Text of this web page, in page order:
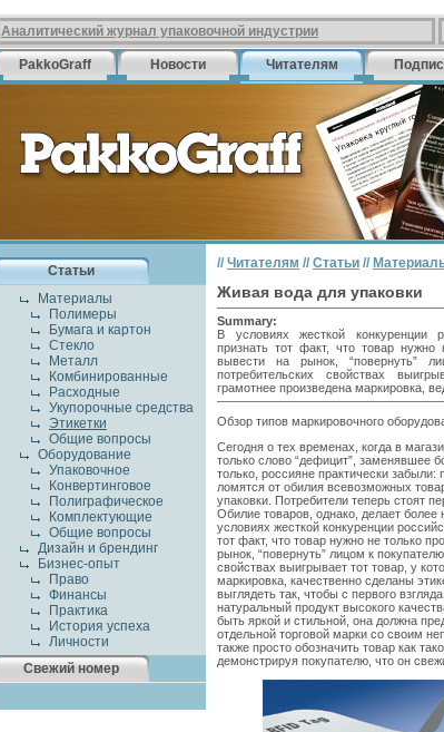
Аналитический журнал упаковочной индустрии
PakkoGraff Новости Читателям
Статьи
Материалы
Полимеры
Бумага и картон
Стекло
Металл
Комбинированные
Расходные
Укупорочные средства
Этикетки
Общие вопросы
Оборудование
Упаковочное
Конвертинговое
Полиграфическое
Комплектующие
Общие вопросы
Дизайн и брендинг
Бизнес-опыт
Право
Финансы
Практика
История успеха
Личности
Свежий номер
// Читателям // Статьи //
Живая вода для упаковки
Summary:
В условиях жесткой конкуренции
признать тот факт, что товар нужно
вывести на рынок, “повернуть”
потребительских свойствах
грамотнее произведена маркировка,
Обзор типов маркировочного
Сегодня о тех временах, когда в
только слово “дефицит”, заменявшее
только, россияне практически забыли:
ломятся от обилия всевозможных
упаковки. Потребители теперь стоят
Обилие товаров, однако, делает более
условиях жесткой конкуренции
тот факт, что товар нужно не только
рынок, “повернуть” лицом к
свойствах выигрывает тот товар, у
маркировка, качественно сделаны
выглядеть так, чтобы с первого
натуральный продукт высокого
быть яркой и стильной, она должна
отдельной торговой марки со своим
также просто обозначить товар как
демонстрируя покупателю, что он